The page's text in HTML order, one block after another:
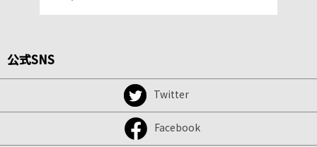
公式SNS
Twitter
Facebook